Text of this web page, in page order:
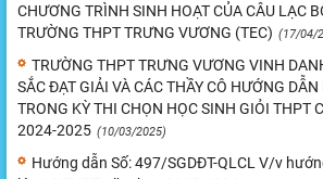
CHƯƠNG TRÌNH SINH HOẠT CỦA CÂU LẠC
TRƯỜNG THPT TRƯNG VƯƠNG (TEC) (17/04/
TRƯỜNG THPT TRƯNG VƯƠNG VINH
SẮC ĐẠT GIẢI VÀ CÁC THẦY CÔ HƯỚNG
TRONG KỲ THI CHỌN HỌC SINH GIỎI THPT
2024-2025 (10/03/2025)
Hướng dẫn Số: 497/SGDĐT-QLCL V/v